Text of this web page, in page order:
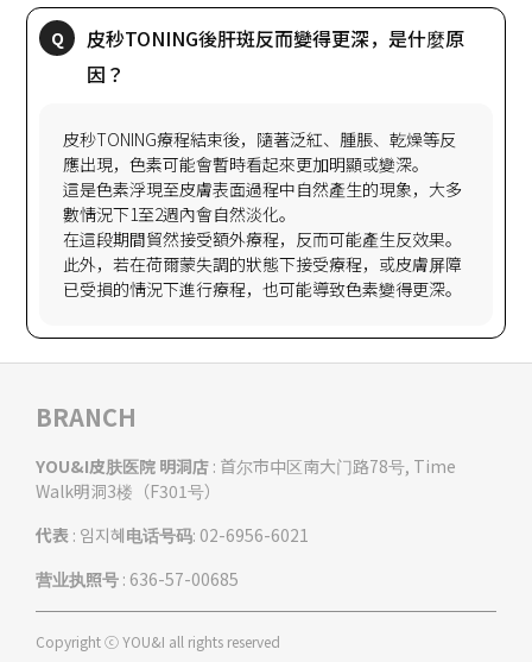
皮秒TONING後肝斑反而變得更深，是什麼原
皮秒TONING療程結束後，隨著泛紅、腫脹、乾燥等反
應出現，色素可能會暫時看起來更加明顯或變深。
這是色素浮現至皮膚表面過程中自然產生的現象，大多
數情況下1至2週內會自然淡化。
在這段期間貿然接受額外療程，反而可能產生反效果。
此外，若在荷爾蒙失調的狀態下接受療程，或皮膚屏障
BRANCH
YOU&I皮肤医院 明洞店 : 首尔市中区南大门路78号, Time
Walk明洞3楼（F301号）
代表 : 임지혜电话号码: 02-6956-6021
营业执照号 : 636-57-00685
Copyright ⓒ YOU&I all rights reserved